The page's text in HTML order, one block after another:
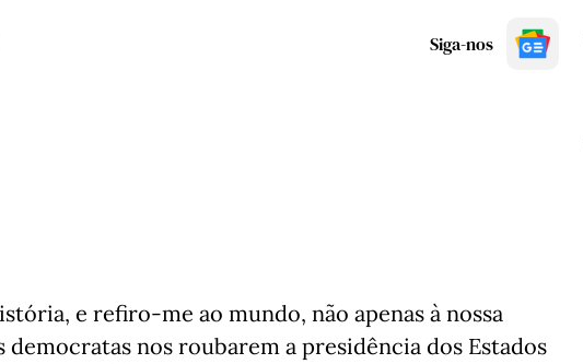
Siga-nos
e refiro-me ao mundo, não apenas à nossa
democratas nos roubarem a presidência dos Estados